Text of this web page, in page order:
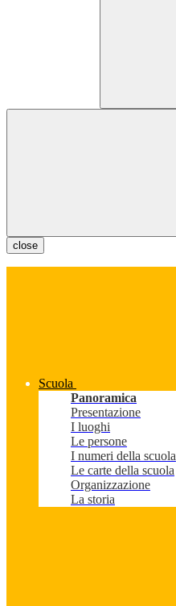
close
Scuola
Panoramica
Presentazione
I luoghi
Le persone
I numeri della scuola
Le carte della scuola
Organizzazione
La storia